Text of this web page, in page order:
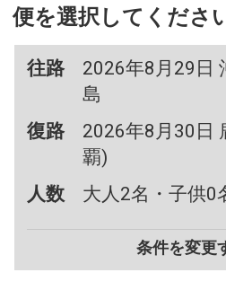
便を選択してくださ
往路
2026年8月29日
島
復路
2026年8月30日
覇)
人数
大人2名・子供0
条件を変更